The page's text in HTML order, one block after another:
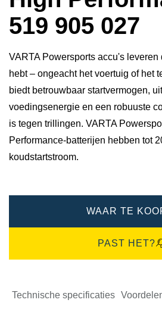
519 905 027
VARTA Powersports accu's leveren
hebt – ongeacht het voertuig of het
biedt betrouwbaar startvermogen,
voedingsenergie en een robuuste
is tegen trillingen. VARTA
Performance-batterijen hebben tot
koudstartstroom.
WAAR TE
PAST HET?
Technische specificaties